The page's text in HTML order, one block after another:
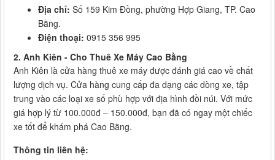
Địa chỉ: Số 159 Kim Đồng, phường Hợp Giang, TP. Cao
Bằng.
Điện thoại: 0915 356 995
2. Anh Kiên - Cho Thuê Xe Máy Cao Bằng
Anh Kiên là cửa hàng thuê xe máy được đánh giá cao về chất
lượng dịch vụ. Cửa hàng cung cấp đa dạng các dòng xe, tập
trung vào các loại xe số phù hợp với địa hình đồi núi. Với mức
giá hợp lý từ 100.000đ – 150.000đ, bạn đã có ngay một chiếc
xe tốt để khám phá Cao Bằng.
Thông tin liên hệ: